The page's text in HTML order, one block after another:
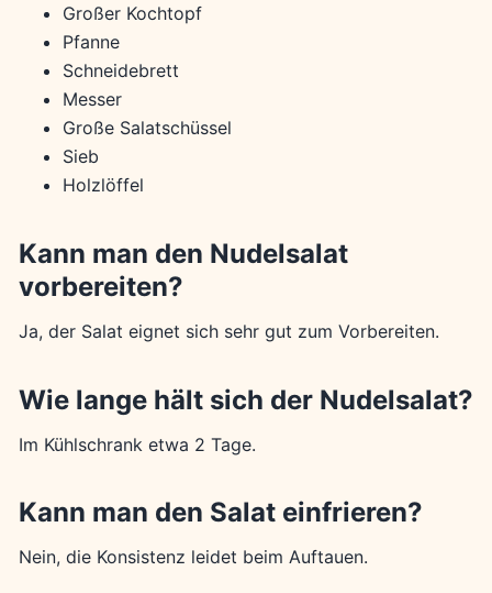
Großer Kochtopf
Pfanne
Schneidebrett
Messer
Große Salatschüssel
Sieb
Holzlöffel
Kann man den Nudelsalat
vorbereiten?
Ja, der Salat eignet sich sehr gut zum Vorbereiten.
Wie lange hält sich der Nudelsalat?
Im Kühlschrank etwa 2 Tage.
Kann man den Salat einfrieren?
Nein, die Konsistenz leidet beim Auftauen.